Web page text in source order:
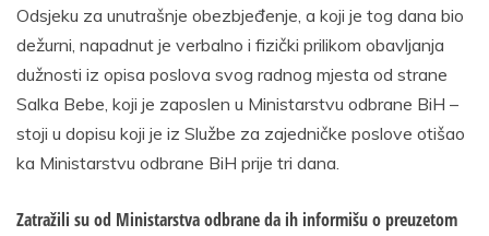
Odsjeku za unutrašnje obezbjeđenje, a koji je tog dana bio
dežurni, napadnut je verbalno i fizički prilikom obavljanja
dužnosti iz opisa poslova svog radnog mjesta od strane
Salka Bebe, koji je zaposlen u Ministarstvu odbrane BiH –
stoji u dopisu koji je iz Službe za zajedničke poslove otišao
ka Ministarstvu odbrane BiH prije tri dana.
Zatražili su od Ministarstva odbrane da ih informišu o preuzetom